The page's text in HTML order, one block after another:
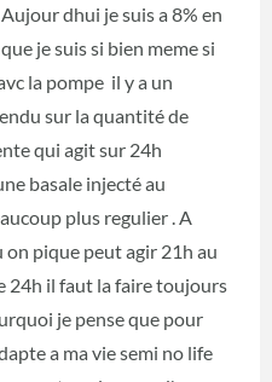
dhui je suis a 8% en
je suis si bien meme si
la pompe il y a un
sur la quantité de
qui agit sur 24h
basale injecté au
plus regulier . A
pique peut agir 21h au
24h il faut la faire toujours
je pense que pour
a ma vie semi no life